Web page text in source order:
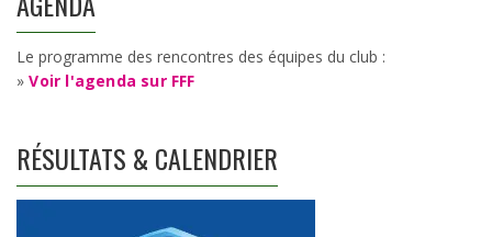
Le programme des rencontres des équipes du club :
»Voir l'agenda sur FFF
RÉSULTATS & CALENDRIER